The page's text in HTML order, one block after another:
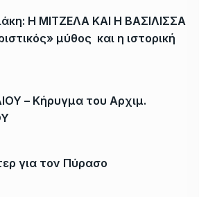
Η ΜΙΤΖΕΛΑ ΚΑΙ Η ΒΑΣΙΛΙΣΣΑ
μύθος και η ιστορική
– Κήρυγμα του Αρχιμ.
για τον Πύρασο